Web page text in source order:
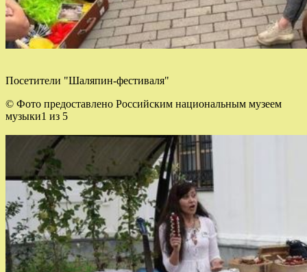
Посетители "Шаляпин-фестиваля"
© Фото предоставлено Российским национальным музеем
музыки1 из 5